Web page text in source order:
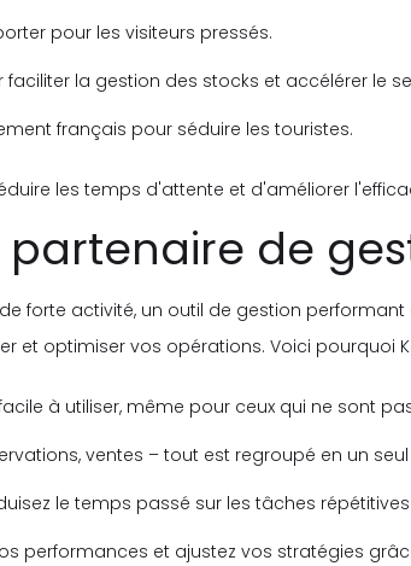
pour les visiteurs pressés.
la gestion des stocks et accélérer le
français pour séduire les touristes.
les temps d'attente et d'améliorer
partenaire de
forte activité, un outil de gestion
et optimiser vos opérations. Voici pourquoi
à utiliser, même pour ceux qui ne sont
ventes – tout est regroupé en un
le temps passé sur les tâches
performances et ajustez vos stratégies